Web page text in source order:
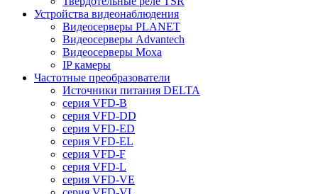
Устройства видеонаблюдения
Видеосерверы PLANET
Видеосерверы Advantech
Видеосерверы Moxa
IP камеры
Частотные преобразователи
Источники питания DELTA
серия VFD-B
серия VFD-DD
серия VFD-ED
серия VFD-EL
серия VFD-F
серия VFD-L
серия VFD-VE